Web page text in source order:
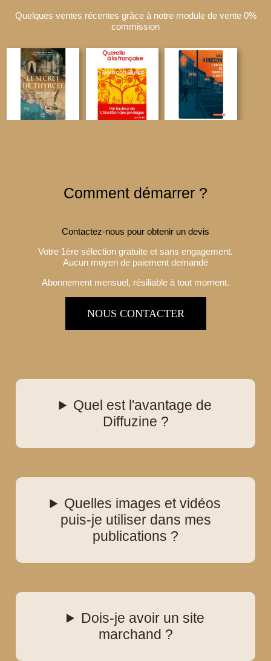
Quelques ventes récentes grâce à notre module de vente 0%
commission
Comment démarrer ?
Contactez-nous pour obtenir un devis
Votre 1ère sélection gratuite et sans engagement.
Aucun moyen de paiement demandé
Abonnement mensuel, résiliable à tout moment.
NOUS CONTACTER
Quel est l'avantage de
Diffuzine ?
Quelles images et vidéos
puis-je utiliser dans mes
publications ?
Dois-je avoir un site
marchand ?